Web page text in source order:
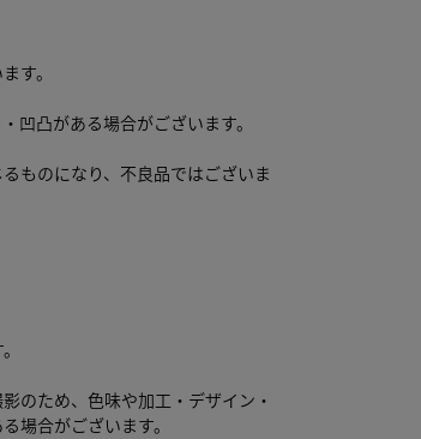
す。
凹凸がある場合がございます。
ものになり、不良品ではございま
のため、色味や加工・デザイン・
場合がございます。